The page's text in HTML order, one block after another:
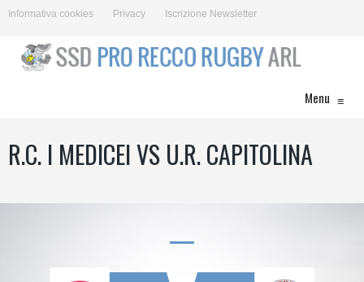
Informativa cookies Privacy Iscrizione Newsletter
Menu ≡
R.C. I MEDICEI VS U.R. CAPITOLINA